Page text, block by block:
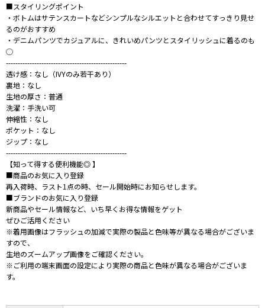
■スタイリングポイント
・ボトムはサテンスカートなどシンプルなシルエットと合わせてすっきり見せ
るのがおすすめ
・デニムパンツでカジュアルに、きれいめパンツとスタイリッシュに着るのも
◯
---------------------------------------------------
透け感：なし（IVYのみ若干あり）
裏地：なし
生地の厚さ：普通
洗濯：手洗い可
伸縮性：なし
ポケット：なし
ジップ：なし
---------------------------------------------------
【知って得する便利機能◎ 】
■商品のお気に入り登録
再入荷時、ラスト1点の時、セール開始時にお知らせします。
■ブランドのお気に入り登録
新商品やセール情報など、いち早くお得な情報をゲット
ぜひご活用ください
※着用画像はフラッシュの加減で実際の製品と色味等が異なる場合がございま
すので、
生地のズームアップ画像をご確認ください。
※ご利用の端末画面の設定により実際の商品と色味が異なる場合がございま
す。